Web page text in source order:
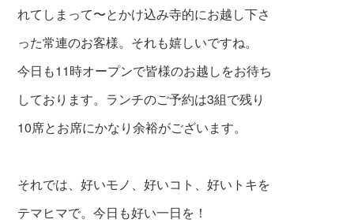
れてしまって〜とかけ込み寺的にお越し下さ
った常連のお客様。それも嬉しいですね。
今日も11時オープンで皆様のお越しをお待ち
しております。ランチのご予約は3組で残り
10席とお席にかなり余裕がございます。
それでは、好いモノ、好いコト、好いトキを
テマヒマで。今日も好い一日を！